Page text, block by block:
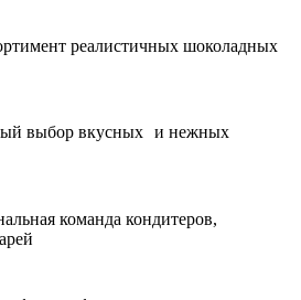
реалистичных шоколадных
выбор вкусных и нежных
команда кондитеров,